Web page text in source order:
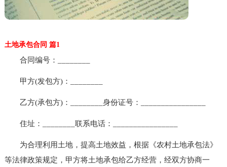
土地承包合同 篇1
合同编号：________
甲方(发包方)：________
乙方(承包方)：________身份证号：________________
住址：________联系电话：________________
为合理利用土地，提高土地效益，根据《农村土地承包法》
等法律政策规定，甲方将土地承包给乙方经营，经双方协商一